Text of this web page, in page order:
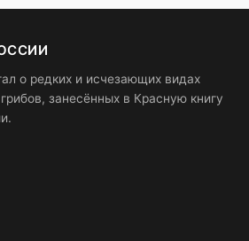
о редких и исчезающих видах
занесённых в Красную книгу